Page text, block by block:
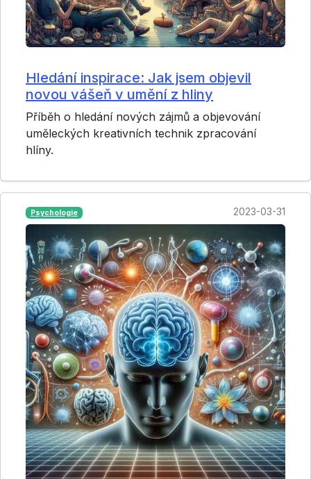
Hledání inspirace: Jak jsem objevil
novou vášeň v umění z hliny
Příběh o hledání nových zájmů a objevování
uměleckých kreativních technik zpracování
hlíny.
Psychologie 2023-03-31